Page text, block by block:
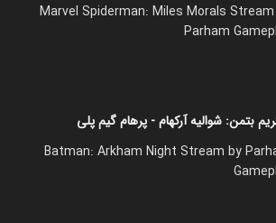
Marvel Spiderman: Miles Morals
Parham
بتمن:‌ شوالیه آرکهام - پرهام گیم پلی
Batman: Arkham Night Stream by